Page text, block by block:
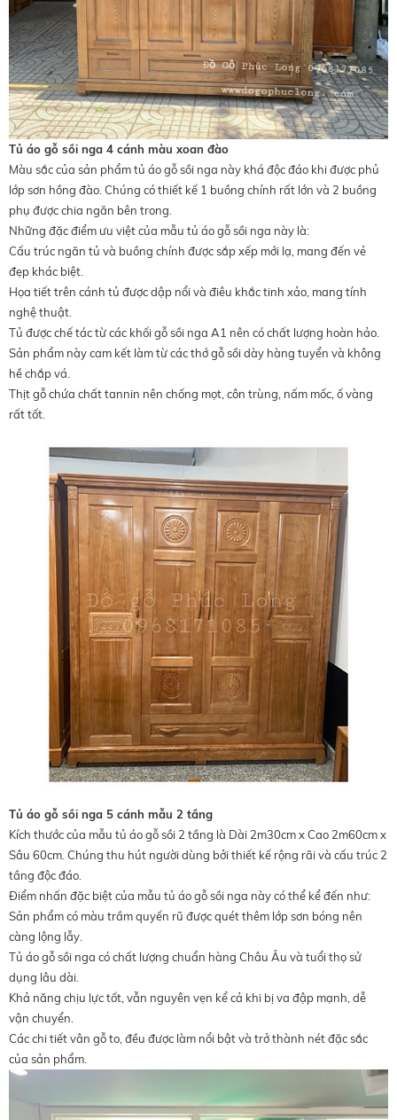
Tủ áo gỗ sồi nga 4 cánh màu xoan đào
Màu sắc của sản phẩm tủ áo gỗ sồi nga này khá độc đáo khi được phủ
lớp sơn hồng đào. Chúng có thiết kế 1 buồng chính rất lớn và 2 buồng
phụ được chia ngăn bên trong.
Những đặc điểm ưu việt của mẫu tủ áo gỗ sồi nga này là:
Cấu trúc ngăn tủ và buồng chính được sắp xếp mới lạ, mang đến vẻ
đẹp khác biệt.
Họa tiết trên cánh tủ được dập nổi và điêu khắc tinh xảo, mang tính
nghệ thuật.
Tủ được chế tác từ các khối gỗ sồi nga A1 nên có chất lượng hoàn hảo.
Sản phẩm này cam kết làm từ các thớ gỗ sồi dày hàng tuyển và không
hề chắp vá.
Thịt gỗ chứa chất tannin nên chống mọt, côn trùng, nấm mốc, ố vàng
rất tốt.
Tủ áo gỗ sồi nga 5 cánh mẫu 2 tầng
Kích thước của mẫu tủ áo gỗ sồi 2 tầng là Dài 2m30cm x Cao 2m60cm x
Sâu 60cm. Chúng thu hút người dùng bởi thiết kế rộng rãi và cấu trúc 2
tầng độc đáo.
Điểm nhấn đặc biệt của mẫu tủ áo gỗ sồi nga này có thể kể đến như:
Sản phẩm có màu trầm quyến rũ được quét thêm lớp sơn bóng nên
càng lộng lẫy.
Tủ áo gỗ sồi nga có chất lượng chuẩn hàng Châu Âu và tuổi thọ sử
dụng lâu dài.
Khả năng chịu lực tốt, vẫn nguyên vẹn kể cả khi bị va đập mạnh, dễ
vận chuyển.
Các chi tiết vân gỗ to, đều được làm nổi bật và trở thành nét đặc sắc
của sản phẩm.